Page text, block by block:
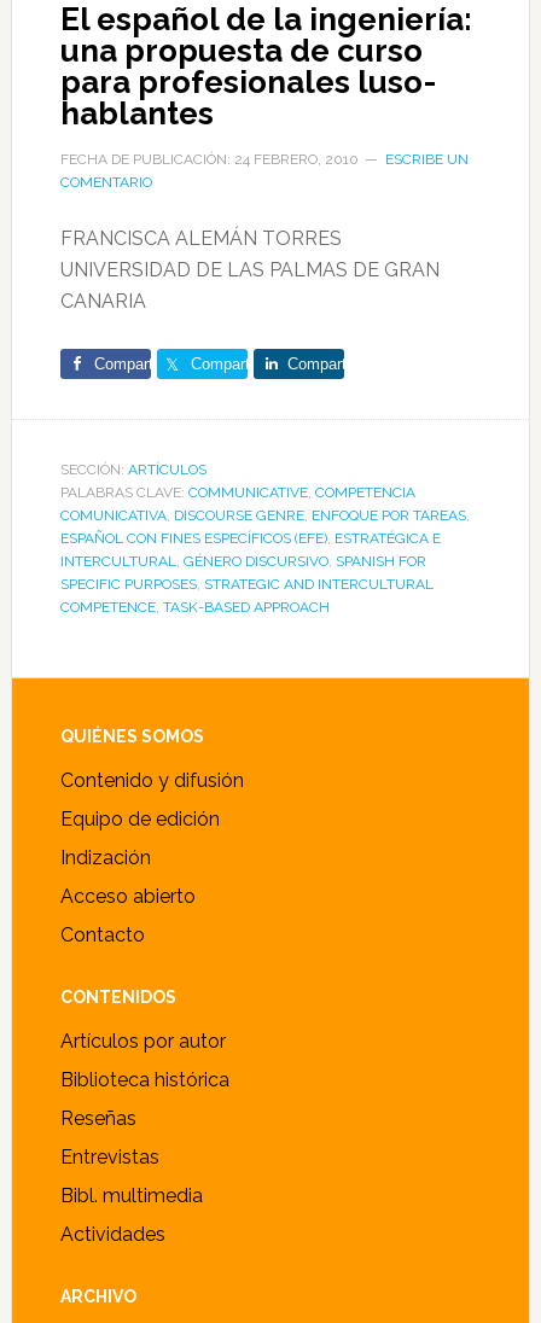
El español de la ingeniería:
una propuesta de curso
para profesionales luso-
hablantes
FECHA DE PUBLICACIÓN: 24 FEBRERO, 2010
ESCRIBE UN
COMENTARIO
FRANCISCA ALEMÁN TORRES
UNIVERSIDAD DE LAS PALMAS DE GRAN
CANARIA
Comparte Comparte Comparte
SECCIÓN: ARTÍCULOS
PALABRAS CLAVE: COMMUNICATIVE, COMPETENCIA
COMUNICATIVA, DISCOURSE GENRE, ENFOQUE POR TAREAS,
ESPAÑOL CON FINES ESPECÍFICOS (EFE), ESTRATÉGICA E
INTERCULTURAL, GÉNERO DISCURSIVO, SPANISH FOR
SPECIFIC PURPOSES, STRATEGIC AND INTERCULTURAL
COMPETENCE, TASK-BASED APPROACH
Footer
QUIÉNES SOMOS
Contenido y difusión
Equipo de edición
Indización
Acceso abierto
Contacto
CONTENIDOS
Artículos por autor
Biblioteca histórica
Reseñas
Entrevistas
Bibl. multimedia
Actividades
ARCHIVO